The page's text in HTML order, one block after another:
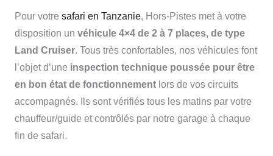
Pour votre safari en Tanzanie, Hors-Pistes met à votre
disposition un véhicule 4×4 de 2 à 7 places, de type
Land Cruiser. Tous très confortables, nos véhicules font
l’objet d’une inspection technique poussée pour être
en bon état de fonctionnement lors de vos circuits
accompagnés. Ils sont vérifiés tous les matins par votre
chauffeur/guide et contrôlés par notre garage à chaque
fin de safari.